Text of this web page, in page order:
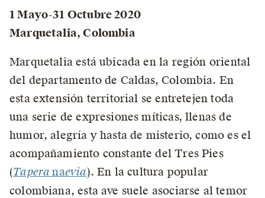
1 Mayo-31 Octubre 2020
Marquetalia, Colombia
Marquetalia está ubicada en la región oriental
del departamento de Caldas, Colombia. En
esta extensión territorial se entretejen toda
una serie de expresiones míticas, llenas de
humor, alegría y hasta de misterio, como es el
acompañamiento constante del Tres Pies
(Taperanaevia). En la cultura popular
colombiana, esta ave suele asociarse al temor